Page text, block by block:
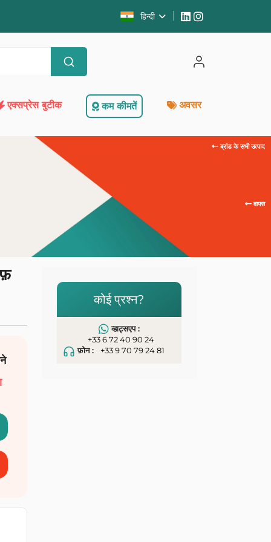
हिन्दी
एक्सप्रेस बुटीक कम कीमतें अवसर
ब्रांड के सभी उत्पाद
वापस
कोई प्रश्न?
व्हाट्सएप :
+33 6 72 40 90 24
फ़ोन :
+33 9 70 79 24 81